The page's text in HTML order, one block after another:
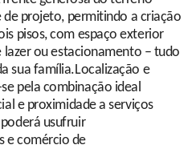
projeto, permitindo a criação
pisos, com espaço exterior
lazer ou estacionamento – tudo
sua família.Localização e
pela combinação ideal
e proximidade a serviços
usufruir
e comércio de